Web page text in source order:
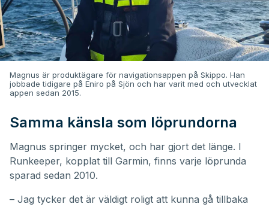
Magnus är produktägare för navigationsappen på Skippo. Han
jobbade tidigare på Eniro på Sjön och har varit med och utvecklat
appen sedan 2015.
Samma känsla som löprundorna
Magnus springer mycket, och har gjort det länge. I
Runkeeper, kopplat till Garmin, finns varje löprunda
sparad sedan 2010.
– Jag tycker det är väldigt roligt att kunna gå tillbaka